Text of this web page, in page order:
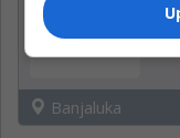
Banjaluka